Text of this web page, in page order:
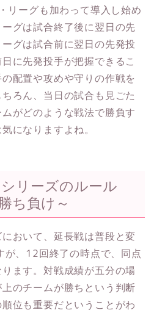
リーグも加わって導入し始め
グは試合終了後に翌日の先
グは試合前に翌日の先発投
に先発投手が把握できるこ
配置や攻めや守りの作戦を
ろん、当日の試合も見ごた
がどのような戦法で勝負す
になりますよね。
リーズのルール
ち負け～
おいて、延長戦は普段と変
、12回終了の時点で、同点
ます。対戦成績が五分の場
のチームが勝ちという判断
位も重要だということがわ